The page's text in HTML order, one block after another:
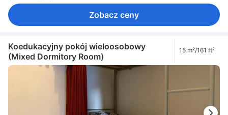
Zobacz ceny
Koedukacyjny pokój wieloosobowy
(Mixed Dormitory Room)
15 m²/161 ft²